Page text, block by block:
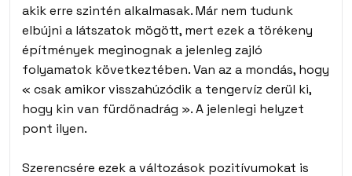
akik erre szintén alkalmasak. Már nem tudunk
elbújni a látszatok mögött, mert ezek a törékeny
építmények meginognak a jelenleg zajló
folyamatok következtében. Van az a mondás, hogy
« csak amikor visszahúzódik a tengervíz derül ki,
hogy kin van fürdőnadrág ». A jelenlegi helyzet
pont ilyen.
Szerencsére ezek a változások pozitívumokat is